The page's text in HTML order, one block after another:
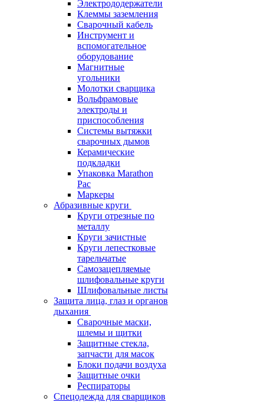
Электрододержатели
Клеммы заземления
Сварочный кабель
Инструмент и
вспомогательное
оборудование
Магнитные
угольники
Молотки сварщика
Вольфрамовые
электроды и
приспособления
Системы вытяжки
сварочных дымов
Керамические
подкладки
Упаковка Marathon
Pac
Маркеры
Абразивные круги
Круги отрезные по
металлу
Круги зачистные
Круги лепестковые
тарельчатые
Самозацепляемые
шлифовальные круги
Шлифовальные листы
Защита лица, глаз и органов
дыхания
Сварочные маски,
шлемы и щитки
Защитные стекла,
запчасти для масок
Блоки подачи воздуха
Защитные очки
Респираторы
Спецодежда для сварщиков